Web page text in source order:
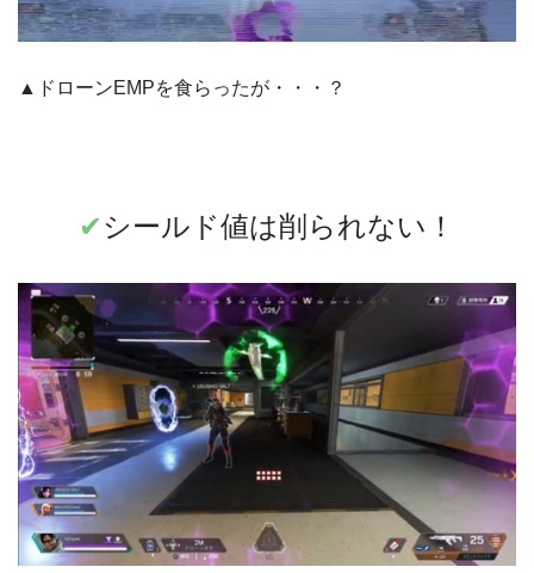
▲ドローンEMPを食らったが・・・？
✔︎シールド値は削られない！